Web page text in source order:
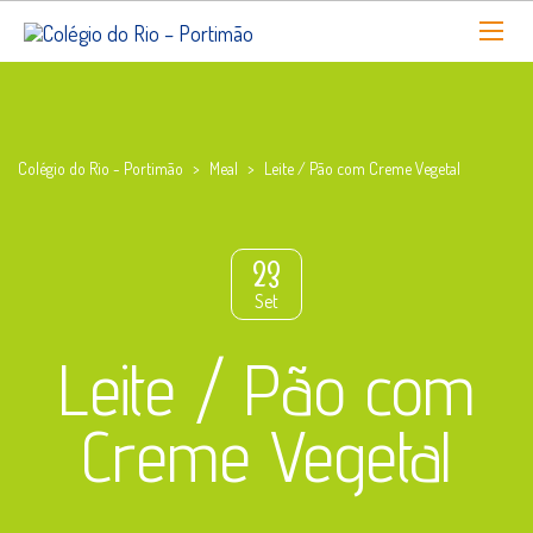
Colégio do Rio - Portimão > Meal > Leite / Pão com Creme Vegetal
23
Set
Leite / Pão com
Creme Vegetal